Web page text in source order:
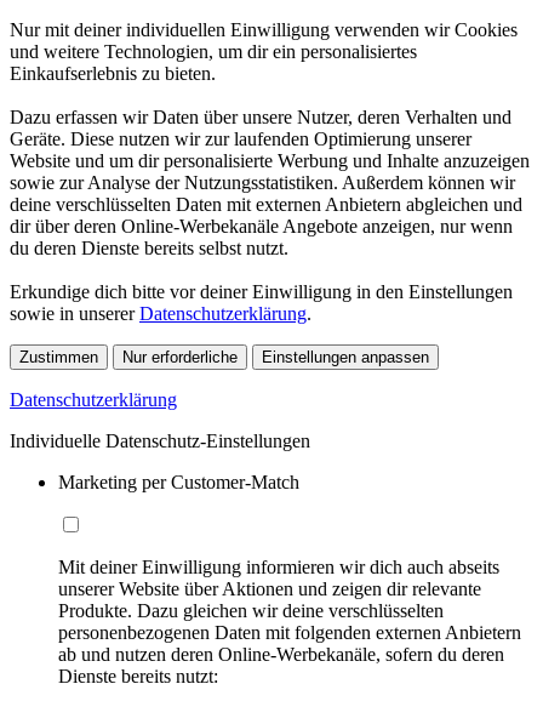
Nur mit deiner individuellen Einwilligung verwenden wir Cookies
und weitere Technologien, um dir ein personalisiertes
Einkaufserlebnis zu bieten.
Dazu erfassen wir Daten über unsere Nutzer, deren Verhalten und
Geräte. Diese nutzen wir zur laufenden Optimierung unserer
Website und um dir personalisierte Werbung und Inhalte anzuzeigen
sowie zur Analyse der Nutzungsstatistiken. Außerdem können wir
deine verschlüsselten Daten mit externen Anbietern abgleichen und
dir über deren Online-Werbekanäle Angebote anzeigen, nur wenn
du deren Dienste bereits selbst nutzt.
Erkundige dich bitte vor deiner Einwilligung in den Einstellungen
sowie in unsererDatenschutzerklärung.
Zustimmen Nur erforderliche Einstellungen anpassen
Datenschutzerklärung
Individuelle Datenschutz-Einstellungen
Marketing per Customer-Match
Mit deiner Einwilligung informieren wir dich auch abseits
unserer Website über Aktionen und zeigen dir relevante
Produkte. Dazu gleichen wir deine verschlüsselten
personenbezogenen Daten mit folgenden externen Anbietern
ab und nutzen deren Online-Werbekanäle, sofern du deren
Dienste bereits nutzt: